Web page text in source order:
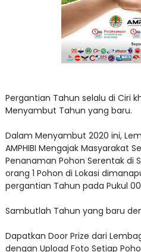
Pergantian Tahun selalu di Ciri
Menyambut Tahun yang baru.
Dalam Menyambut 2020 ini,
AMPHIBI Mengajak Masyarakat
Penanaman Pohon Serentak di
orang 1 Pohon di Lokasi
pergantian Tahun pada Pukul
Sambutlah Tahun yang baru
Dapatkan Door Prize dari
dengan Upload Foto Setiap